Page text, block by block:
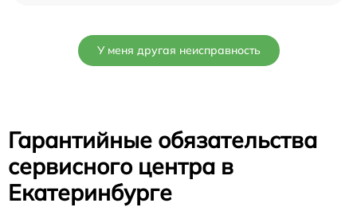
У меня другая неисправность
Гарантийные обязательства
сервисного центра в
Екатеринбурге